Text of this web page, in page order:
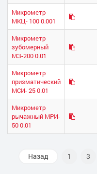
Микрометр
МКЦ- 100 0.001
Микрометр
зубомерный
МЗ-200 0.01
Микрометр
призматический
МСИ- 25 0.01
Микрометр
рычажный МРИ-
50 0.01
Назад 1 3